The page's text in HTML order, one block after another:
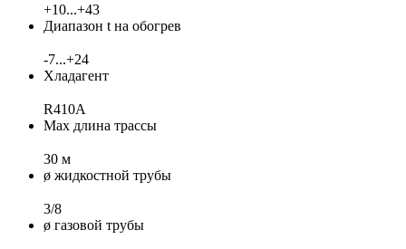
+10...+43
Диапазон t на обогрев
-7...+24
Хладагент
R410A
Max длина трассы
30 м
ø жидкостной трубы
3/8
ø газовой трубы